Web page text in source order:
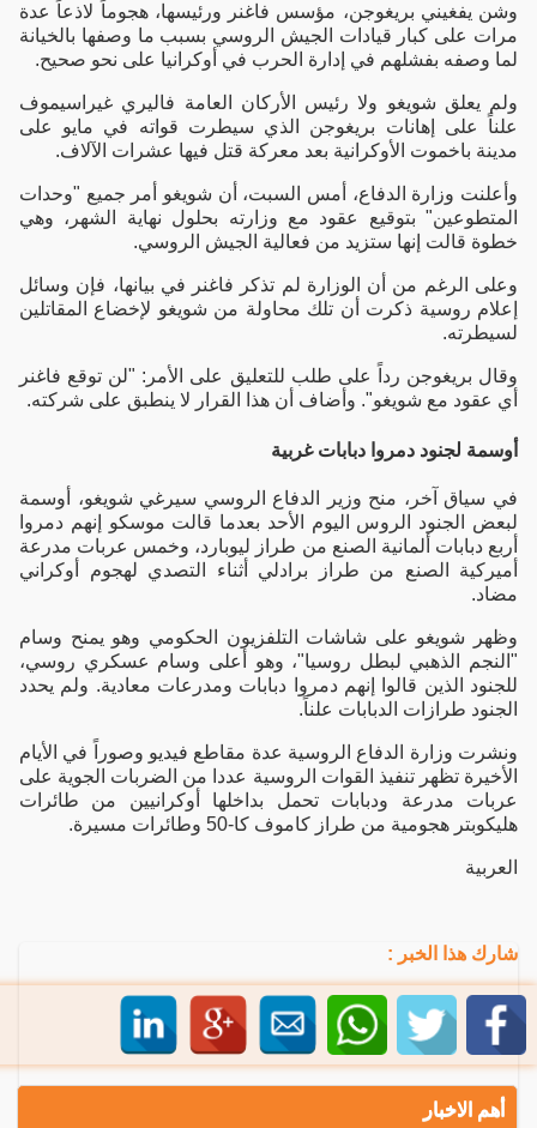
وشن يفغيني بريغوجن، مؤسس فاغنر ورئيسها، هجوماً لاذعاً عدة
مرات على كبار قيادات الجيش الروسي بسبب ما وصفها بالخيانة
لما وصفه بفشلهم في إدارة الحرب في أوكرانيا على نحو صحيح.
ولم يعلق شويغو ولا رئيس الأركان العامة فاليري غيراسيموف
علناً على إهانات بريغوجن الذي سيطرت قواته في مايو على
مدينة باخموت الأوكرانية بعد معركة قتل فيها عشرات الآلاف.
وأعلنت وزارة الدفاع، أمس السبت، أن شويغو أمر جميع "وحدات
المتطوعين" بتوقيع عقود مع وزارته بحلول نهاية الشهر، وهي
خطوة قالت إنها ستزيد من فعالية الجيش الروسي.
وعلى الرغم من أن الوزارة لم تذكر فاغنر في بيانها، فإن وسائل
إعلام روسية ذكرت أن تلك محاولة من شويغو لإخضاع المقاتلين
لسيطرته.
وقال بريغوجن رداً على طلب للتعليق على الأمر: "لن توقع فاغنر
أي عقود مع شويغو". وأضاف أن هذا القرار لا ينطبق على شركته.
أوسمة لجنود دمروا دبابات غربية
في سياق آخر، منح وزير الدفاع الروسي سيرغي شويغو، أوسمة
لبعض الجنود الروس اليوم الأحد بعدما قالت موسكو إنهم دمروا
أربع دبابات ألمانية الصنع من طراز ليوبارد، وخمس عربات مدرعة
أميركية الصنع من طراز برادلي أثناء التصدي لهجوم أوكراني
مضاد.
وظهر شويغو على شاشات التلفزيون الحكومي وهو يمنح وسام
"النجم الذهبي لبطل روسيا"، وهو أعلى وسام عسكري روسي،
للجنود الذين قالوا إنهم دمروا دبابات ومدرعات معادية. ولم يحدد
الجنود طرازات الدبابات علناً.
ونشرت وزارة الدفاع الروسية عدة مقاطع فيديو وصوراً في الأيام
الأخيرة تظهر تنفيذ القوات الروسية عددا من الضربات الجوية على
عربات مدرعة ودبابات تحمل بداخلها أوكرانيين من طائرات
هليكوبتر هجومية من طراز كاموف كا-50 وطائرات مسيرة.
العربية
شارك هذا الخبر :
أهم الاخبار